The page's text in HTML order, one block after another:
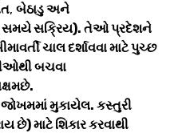
, બેઠાડુ અને
સમયે સક્રિય). તેઓ પ્રદેશને
ચાલ દર્શાવવા માટે પુચ્છ
બચવા
જોખમમાં મુકાયેલ. કસ્તુરી
છે) માટે શિકાર કરવાથી